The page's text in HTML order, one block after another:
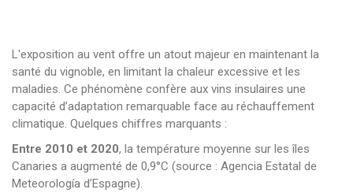
L'exposition au vent offre un atout majeur en maintenant la
santé du vignoble, en limitant la chaleur excessive et les
maladies. Ce phénomène confère aux vins insulaires une
capacité d’adaptation remarquable face au réchauffement
climatique. Quelques chiffres marquants :
Entre 2010 et 2020, la température moyenne sur les îles
Canaries a augmenté de 0,9°C (source : Agencia Estatal de
Meteorología d’Espagne).